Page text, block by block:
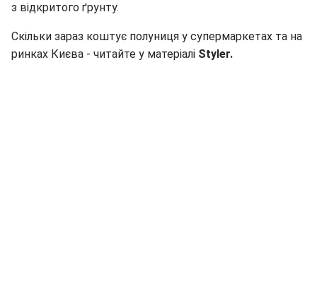
з відкритого ґрунту.
Скільки зараз коштує полуниця у супермаркетах та на
ринках Києва - читайте у матеріалі Styler.